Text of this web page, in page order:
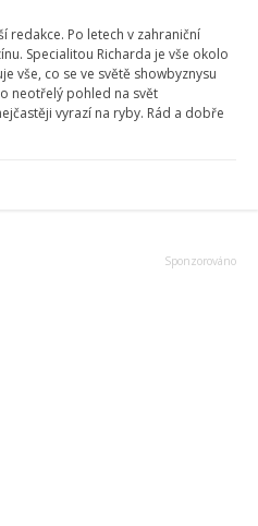
redakce. Po letech v zahraniční
Specialitou Richarda je vše okolo
vše, co se ve světě showbyznysu
neotřelý pohled na svět
vyrazí na ryby. Rád a dobře